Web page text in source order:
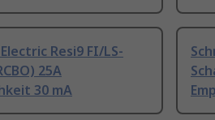
Resi9 FI/LS-
25A
30 mA